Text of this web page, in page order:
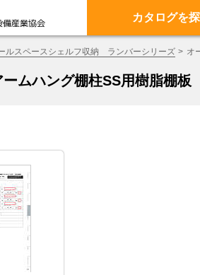
カタログを
ルスペースシェルフ収納 ランバーシリーズ オ
ムハング棚柱SS用樹脂棚板